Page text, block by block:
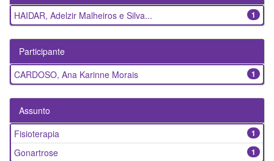
1
HAIDAR, Adelzir Malheiros e Silva...
Participante
1
CARDOSO, Ana Karinne Morais
Assunto
1
Fisioterapia
1
Gonartrose